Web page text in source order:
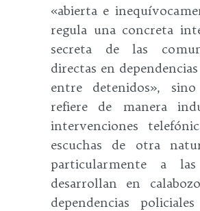
«abierta e
regula una concreta
secreta de las
directas en
entre detenidos»,
refiere de manera
intervenciones
escuchas de otra
particularmente a
desarrollan en
dependencias